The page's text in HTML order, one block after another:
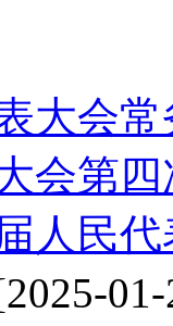
大会
会第
人民